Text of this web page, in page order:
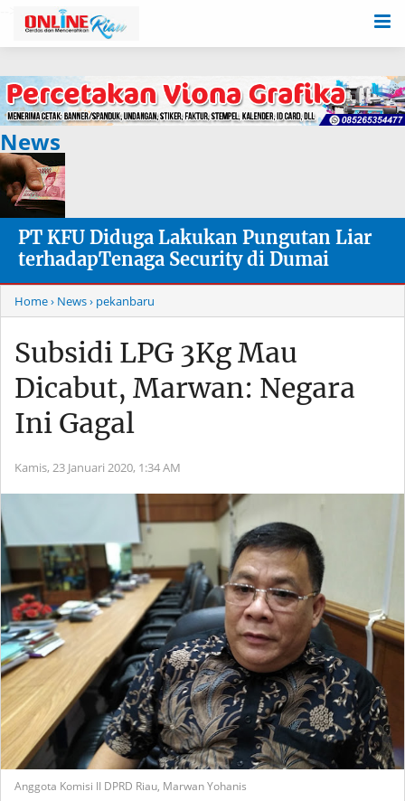
News
PT KFU Diduga Lakukan Pungutan Liar
terhadapTenaga Security di Dumai
Home› News› pekanbaru
Subsidi LPG 3Kg Mau
Dicabut, Marwan: Negara
Ini Gagal
Kamis, 23 Januari 2020, 1:34 AM
Anggota Komisi II DPRD Riau, Marwan Yohanis